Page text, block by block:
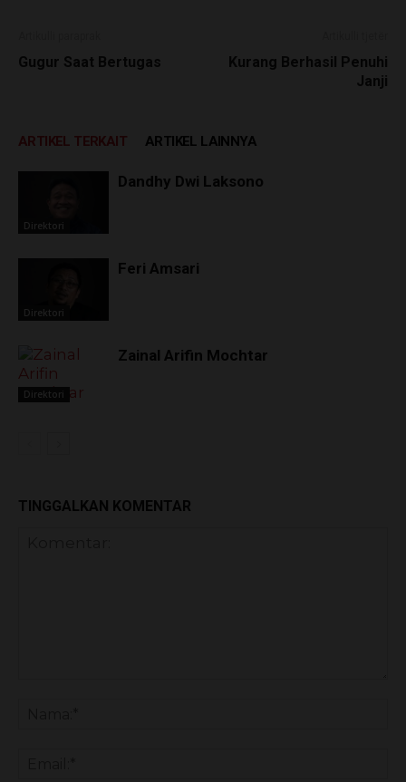
Gugur Saat Bertugas
Kurang Berhasil Penuhi
Janji
ARTIKEL TERKAIT ARTIKEL LAINNYA
Direktori
Dandhy Dwi Laksono
Direktori
Feri Amsari
Direktori
Zainal Arifin Mochtar
TINGGALKAN KOMENTAR